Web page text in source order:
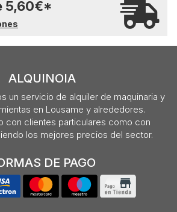
5,60€*
ALQUINOIA
un servicio de alquiler de maquinaria y
en Lousame y alrededores.
con clientes particulares como con
los mejores precios del sector.
DE PAGO